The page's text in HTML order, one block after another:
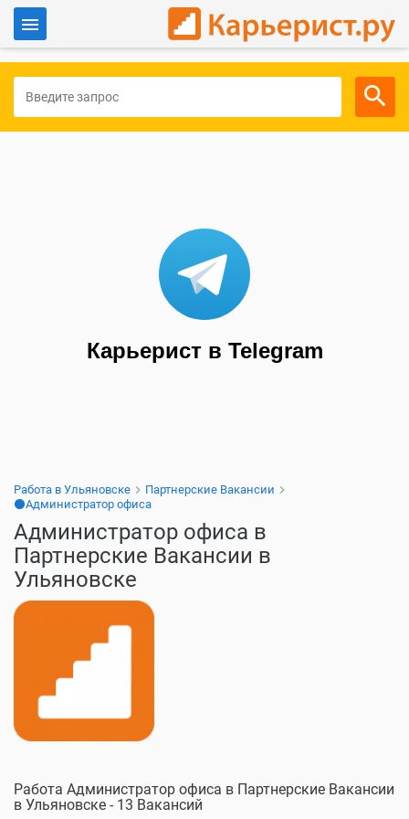
Для работодателей
Карьерист в Telegram
Работа в Ульяновске
Партнерские Вакансии
⚫Администратор офиса
Администратор офиса в
Партнерские Вакансии в
Ульяновске
Работа Администратор офиса в Партнерские Вакансии
в Ульяновске - 13 Вакансий